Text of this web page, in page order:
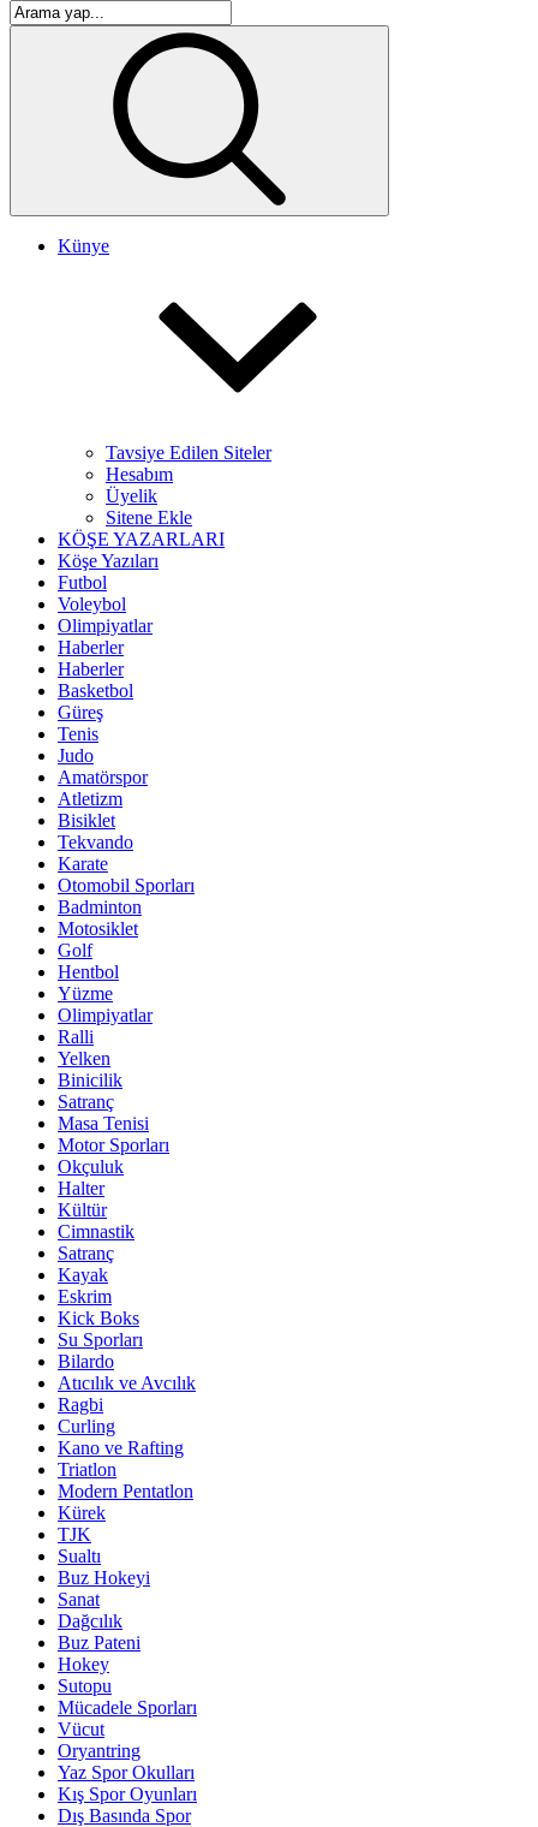
Künye
Tavsiye Edilen Siteler
Hesabım
Üyelik
Sitene Ekle
KÖŞE YAZARLARI
Köşe Yazıları
Futbol
Voleybol
Olimpiyatlar
Haberler
Haberler
Basketbol
Güreş
Tenis
Judo
Amatörspor
Atletizm
Bisiklet
Tekvando
Karate
Otomobil Sporları
Badminton
Motosiklet
Golf
Hentbol
Yüzme
Olimpiyatlar
Ralli
Yelken
Binicilik
Satranç
Masa Tenisi
Motor Sporları
Okçuluk
Halter
Kültür
Cimnastik
Satranç
Kayak
Eskrim
Kick Boks
Su Sporları
Bilardo
Atıcılık ve Avcılık
Ragbi
Curling
Kano ve Rafting
Triatlon
Modern Pentatlon
Kürek
TJK
Sualtı
Buz Hokeyi
Sanat
Dağcılık
Buz Pateni
Hokey
Sutopu
Mücadele Sporları
Vücut
Oryantring
Yaz Spor Okulları
Kış Spor Oyunları
Dış Basında Spor